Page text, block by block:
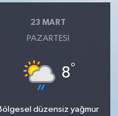
23 MART
PAZARTESI
8°
düzensiz yağmur